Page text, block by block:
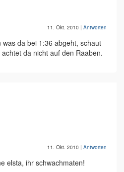
11. Okt. 2010 | Antworten
da bei 1:36 abgeht, schaut
da nicht auf den Raaben.
11. Okt. 2010 | Antworten
elsta, ihr schwachmaten!